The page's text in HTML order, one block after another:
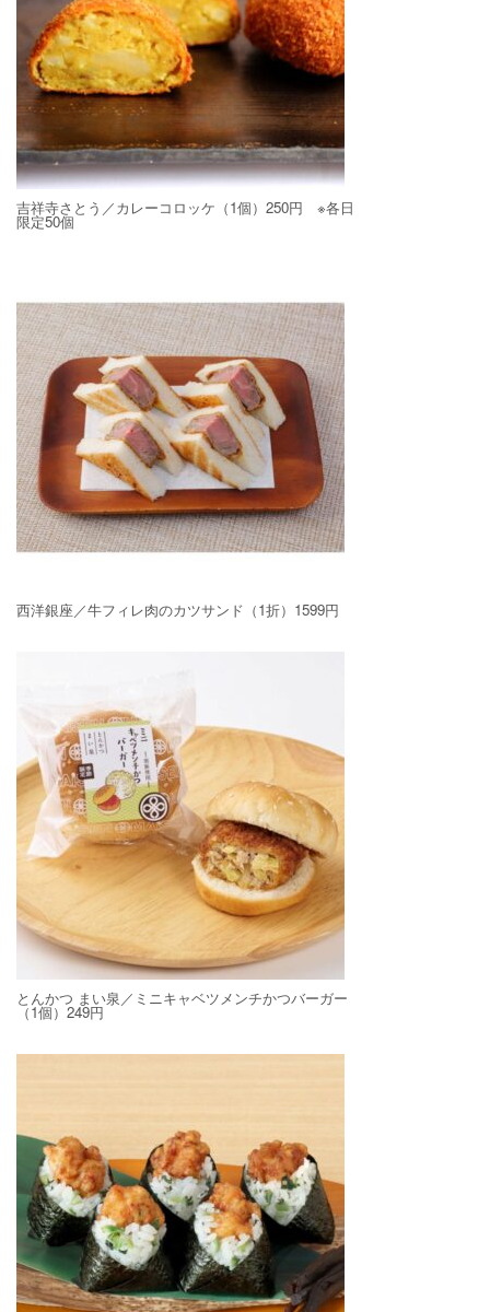
吉祥寺さとう／カレーコロッケ（1個）250円 ※各日
限定50個
西洋銀座／牛フィレ肉のカツサンド（1折）1599円
とんかつ まい泉／ミニキャベツメンチかつバーガー
（1個）249円